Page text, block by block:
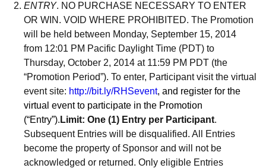
ENTRY. NO PURCHASE NECESSARY TO ENTER
OR WIN. VOID WHERE PROHIBITED. The Promotion
will be held between Monday, September 15, 2014
from 12:01 PM Pacific Daylight Time (PDT) to
Thursday, October 2, 2014 at 11:59 PM PDT (the
“Promotion Period”). To enter, Participant visit the virtual
event site: http://bit.ly/RHSevent, and register for the
virtual eventto participate in the Promotion
(“Entry”). Limit: One (1) Entry per Participant.
Subsequent Entries will be disqualified. All Entries
become the property of Sponsor and will not be
acknowledged or returned. Only eligible Entries